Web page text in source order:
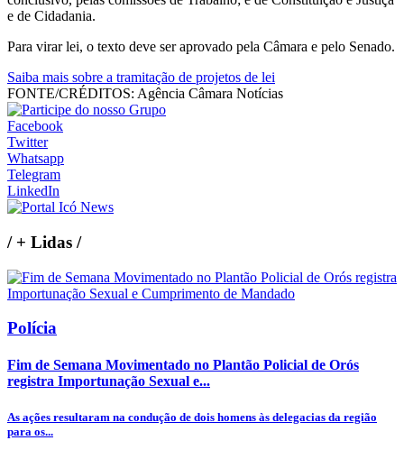
e de Cidadania.
Para virar lei, o texto deve ser aprovado pela Câmara e pelo Senado.
Saiba mais sobre a tramitação de projetos de lei
FONTE/CRÉDITOS: Agência Câmara Notícias
Facebook
Twitter
Whatsapp
Telegram
LinkedIn
/+ Lidas /
Polícia
Fim de Semana Movimentado no Plantão Policial de Orós
registra Importunação Sexual e...
As ações resultaram na condução de dois homens às delegacias da região
para os...